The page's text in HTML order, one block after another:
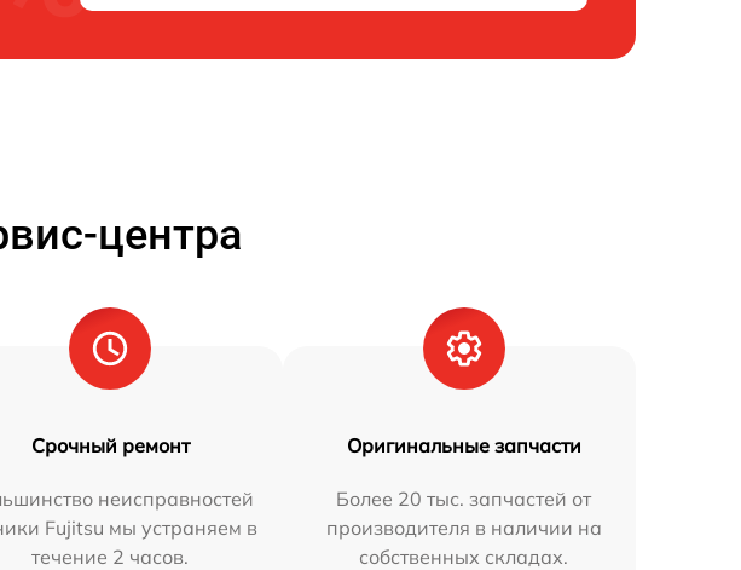
центра
Срочный ремонт
неисправностей
Fujitsu мы устраняем в
течение 2 часов.
Оригинальные запчасти
Более 20 тыс. запчастей от
производителя в наличии на
собственных складах.